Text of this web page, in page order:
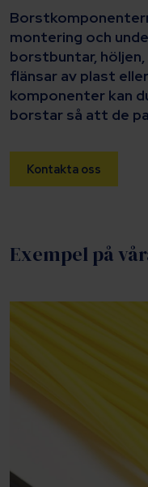
montering och
borstbuntar,
flänsar av plast
komponenter kan
borstar så att de
Kontakta oss
Exempel på